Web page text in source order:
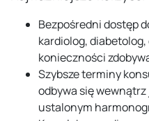
Bezpośredni dostęp
kardiolog,
konieczności
Szybsze terminy
odbywa się
ustalonym